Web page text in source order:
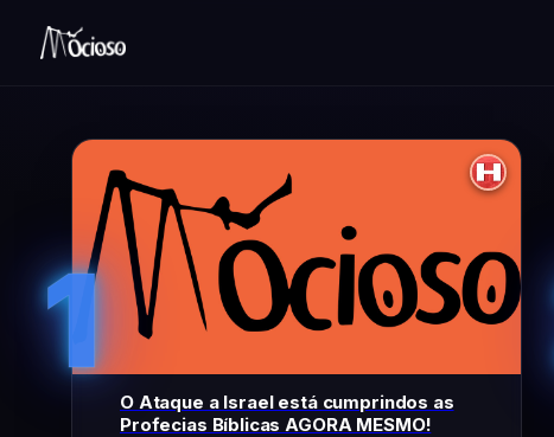
1
O Ataque a Israel está cumprindos as
Profecias Bíblicas AGORA MESMO!